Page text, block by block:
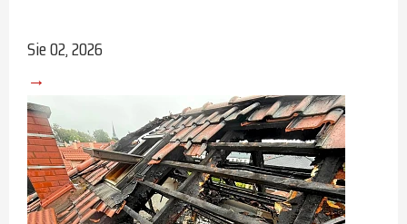
Sie 02, 2026
→